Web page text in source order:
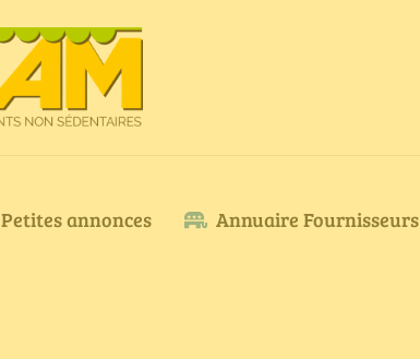
Petites annonces Annuaire Fournisseurs